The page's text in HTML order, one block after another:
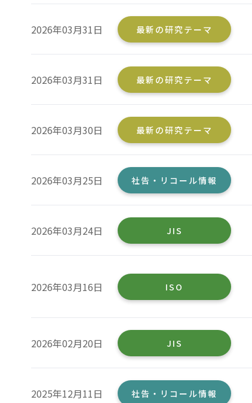
2026年03月31日 最新の研究テーマ
2026年03月31日 最新の研究テーマ
2026年03月30日 最新の研究テーマ
2026年03月25日 社告・リコール情報
2026年03月24日 JIS
2026年03月16日 ISO
2026年02月20日 JIS
2025年12月11日 社告・リコール情報